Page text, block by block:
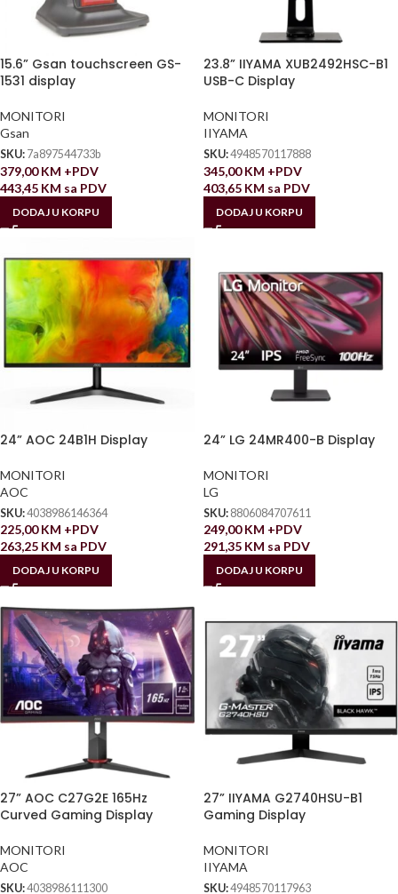
15.6” Gsan touchscreen GS-
1531 display
MONITORI
Gsan
SKU: 7a897544733b
379,00KM +PDV
443,45 KM sa PDV
DODAJ U KORPU
23.8” IIYAMA XUB2492HSC-B1
USB-C Display
MONITORI
IIYAMA
SKU:4948570117888
345,00KM +PDV
403,65 KM sa PDV
DODAJ U KORPU
24” AOC 24B1H Display
MONITORI
AOC
SKU:4038986146364
225,00KM +PDV
263,25 KM sa PDV
DODAJ U KORPU
24” LG 24MR400-B Display
MONITORI
LG
SKU: 8806084707611
249,00KM +PDV
291,35 KM sa PDV
DODAJ U KORPU
27” AOC C27G2E 165Hz
Curved Gaming Display
MONITORI
AOC
SKU:4038986111300
27” IIYAMA G2740HSU-B1
Gaming Display
MONITORI
IIYAMA
SKU:4948570117963